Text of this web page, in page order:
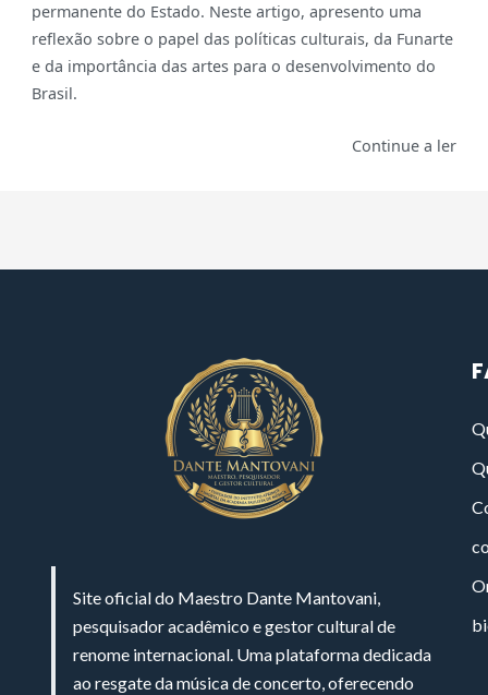
permanente do Estado. Neste artigo, apresento uma
reflexão sobre o papel das políticas culturais, da Funarte
e da importância das artes para o desenvolvimento do
Brasil.
Continue a ler
Site oficial do Maestro Dante Mantovani,
pesquisador acadêmico e gestor cultural de
renome internacional. Uma plataforma dedicada
ao resgate da música de concerto, oferecendo